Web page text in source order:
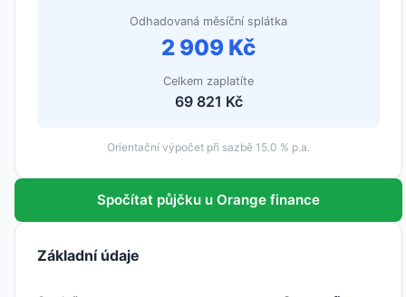
Odhadovaná měsíční splátka
2 909 Kč
Celkem zaplatíte
69 821 Kč
Orientační výpočet při sazbě 15.0 % p.a.
Spočítat půjčku u Orange finance
Základní údaje